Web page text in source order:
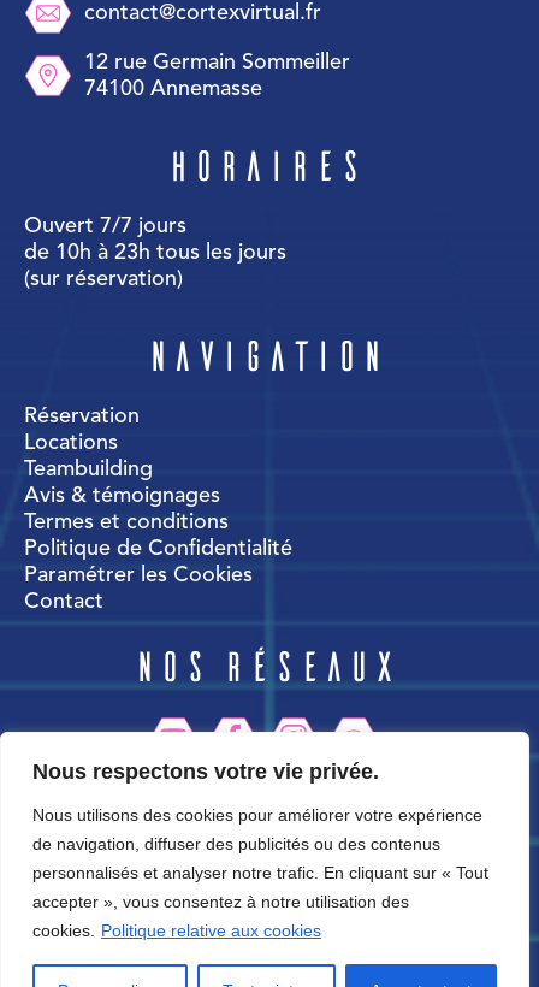
Nous respectons votre vie privée.
Nous utilisons des cookies pour améliorer votre expérience
de navigation, diffuser des publicités ou des contenus
personnalisés et analyser notre trafic. En cliquant sur « Tout
accepter », vous consentez à notre utilisation des
cookies.
Politique relative aux cookies
contact@cortexvirtual.fr
12 rue Germain Sommeiller
74100 Annemasse
Horaires
Ouvert 7/7 jours
de 10h à 23h tous les jours
(sur réservation)
Navigation
Réservation
Locations
Teambuilding
Avis & témoignages
Termes et conditions
Politique de Confidentialité
Paramétrer les Cookies
Contact
Nos réseaux
CortexWorld